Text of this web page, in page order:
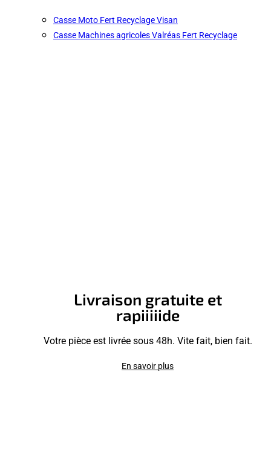
Casse Moto Fert Recyclage Visan
Casse Machines agricoles Valréas Fert Recyclage
Livraison gratuite et
rapiiiiide
Votre pièce est livrée sous 48h. Vite fait, bien fait.
En savoir plus